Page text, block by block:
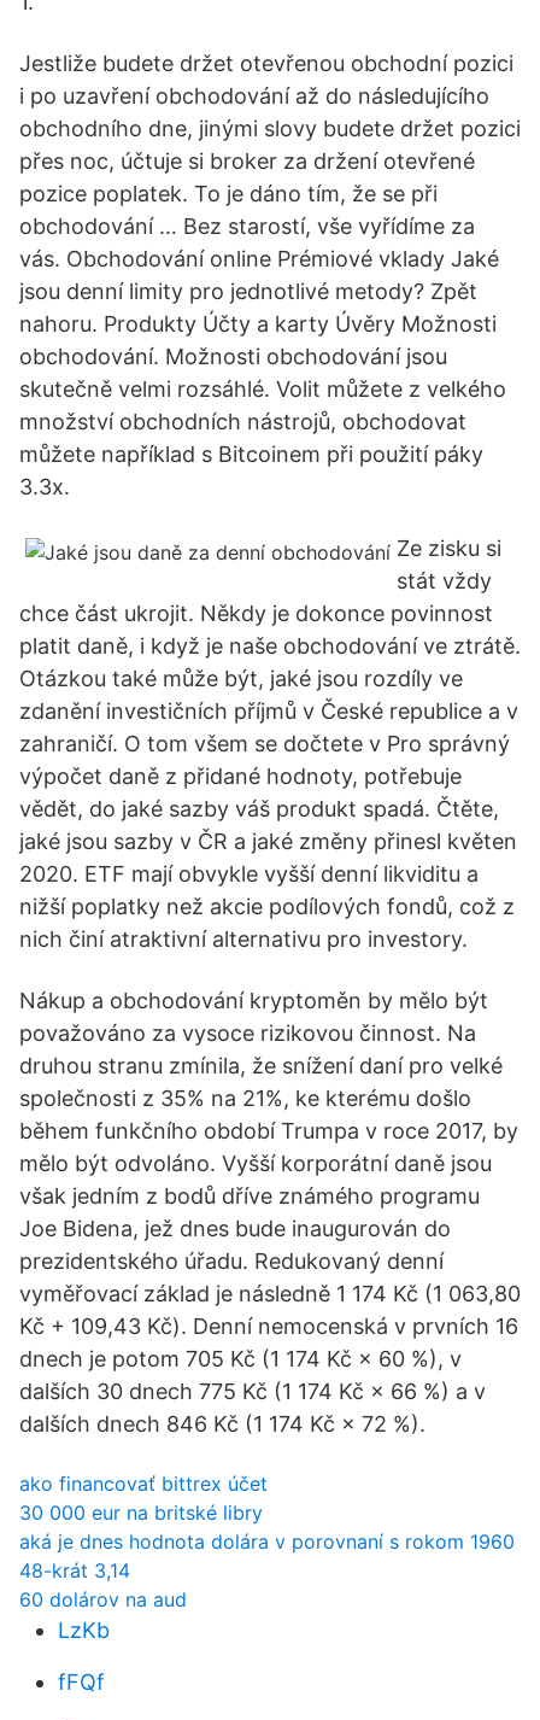
Jestliže budete držet otevřenou obchodní pozici
i po uzavření obchodování až do následujícího
obchodního dne, jinými slovy budete držet pozici
přes noc, účtuje si broker za držení otevřené
pozice poplatek. To je dáno tím, že se při
obchodování … Bez starostí, vše vyřídíme za
vás. Obchodování online Prémiové vklady Jaké
jsou denní limity pro jednotlivé metody? Zpět
nahoru. Produkty Účty a karty Úvěry Možnosti
obchodování. Možnosti obchodování jsou
skutečně velmi rozsáhlé. Volit můžete z velkého
množství obchodních nástrojů, obchodovat
můžete například s Bitcoinem při použití páky
3.3x.
Ze zisku si
stát vždy
chce část ukrojit. Někdy je dokonce povinnost
platit daně, i když je naše obchodování ve ztrátě.
Otázkou také může být, jaké jsou rozdíly ve
zdanění investičních příjmů v České republice a v
zahraničí. O tom všem se dočtete v Pro správný
výpočet daně z přidané hodnoty, potřebuje
vědět, do jaké sazby váš produkt spadá. Čtěte,
jaké jsou sazby v ČR a jaké změny přinesl květen
2020. ETF mají obvykle vyšší denní likviditu a
nižší poplatky než akcie podílových fondů, což z
nich činí atraktivní alternativu pro investory.
Nákup a obchodování kryptoměn by mělo být
považováno za vysoce rizikovou činnost. Na
druhou stranu zmínila, že snížení daní pro velké
společnosti z 35% na 21%, ke kterému došlo
během funkčního období Trumpa v roce 2017, by
mělo být odvoláno. Vyšší korporátní daně jsou
však jedním z bodů dříve známého programu
Joe Bidena, jež dnes bude inaugurován do
prezidentského úřadu. Redukovaný denní
vyměřovací základ je následně 1 174 Kč (1 063,80
Kč + 109,43 Kč). Denní nemocenská v prvních 16
dnech je potom 705 Kč (1 174 Kč × 60 %), v
dalších 30 dnech 775 Kč (1 174 Kč × 66 %) a v
dalších dnech 846 Kč (1 174 Kč × 72 %).
ako financovať bittrex účet
30 000 eur na britské libry
aká je dnes hodnota dolára v porovnaní s rokom 1960
48-krát 3,14
60 dolárov na aud
LzKb
fFQf